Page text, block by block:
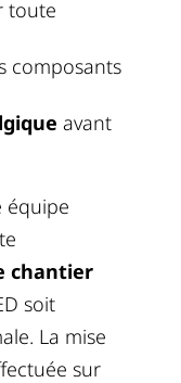
toute
composants
avant
équipe
chantier
soit
La mise
sur